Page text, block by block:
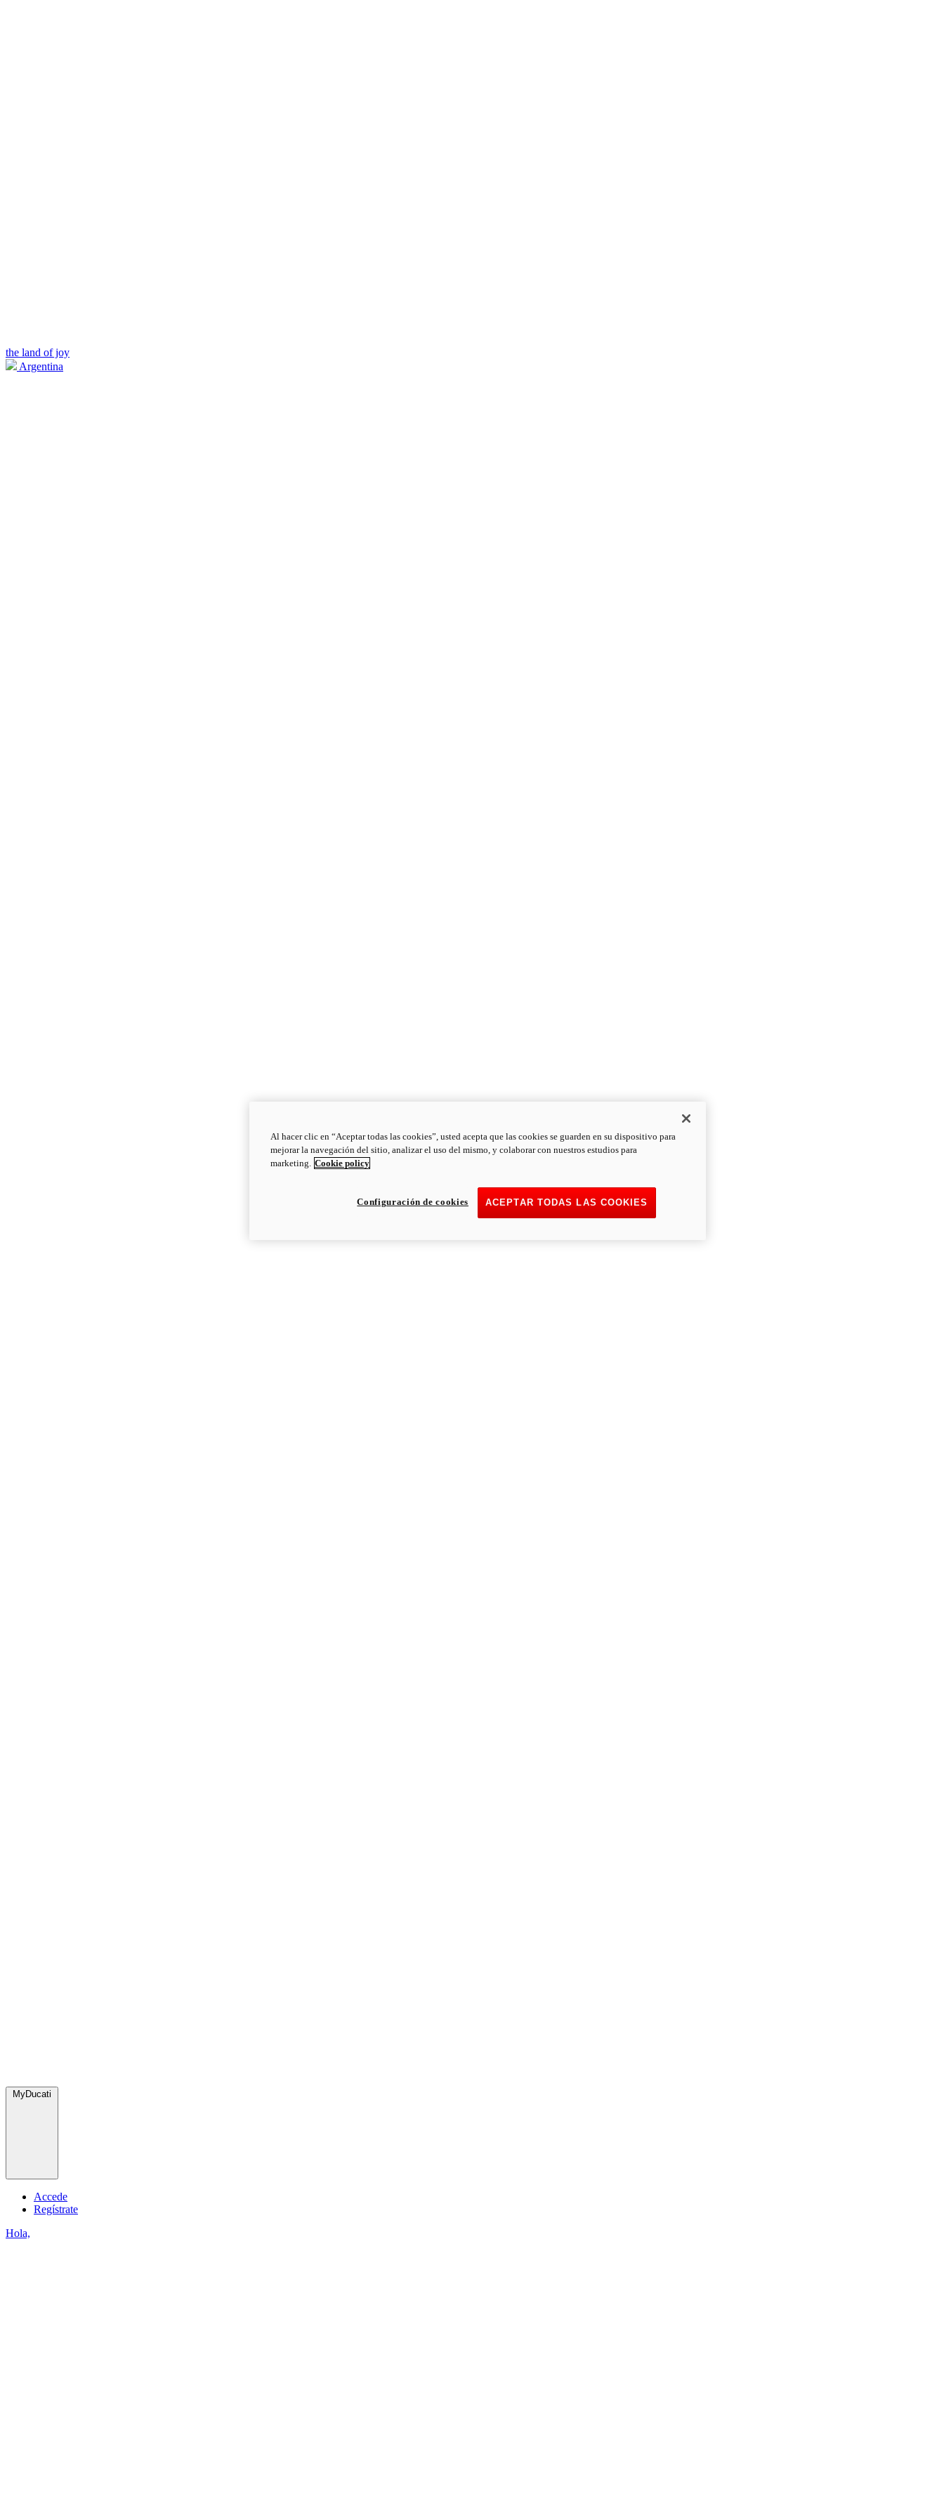
the land of joy
Argentina
MyDucati
Accede
Regístrate
Hola,
Al hacer clic en “Aceptar todas las cookies”, usted acepta que las cookies se guarden en su dispositivo para
mejorar la navegación del sitio, analizar el uso del mismo, y colaborar con nuestros estudios para
marketing. Cookie policy
ACEPTAR TODAS LAS COOKIES
Configuración de cookies